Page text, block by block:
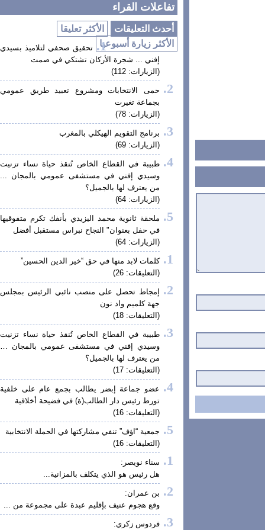
تفاعلات القراء
أحدث التعليقات
الأكثر تعليقا
الأكثر زيارة أسبوعيا
تحقيق صحفي لتلاميذ بسيدي
إفني ... شجرة الأركان تشتكي في صمت
(الزيارات: 112)
حمى الانتخابات ومشروع تعبيد طريق عمومي
بجماعة تغيرت
(الزيارات: 78)
برنامج التقويم الهيكلي بالمغرب
(الزيارات: 69)
طبيبة في القطاع الخاص تُنقذ حياة نساء تزنيت
وسيدي إفني في مستشفى عمومي بالمجان ...
من يعترف لها بالجميل؟
(الزيارات: 64)
ملحقة ثانوية محمد اليزيدي بأنفك تكرم متفوقيها
في حفل بعنوان" النجاح نبراس مستقبل أفضل
(الزيارات: 64)
كلمات لابد منها في حق “خير الدين الحسين”
(التعليقات: 26)
إمجاط تحصل على منصب نائبي الرئيس بمجلس
جهة كلميم واد نون
(التعليقات: 18)
طبيبة في القطاع الخاص تُنقذ حياة نساء تزنيت
وسيدي إفني في مستشفى عمومي بالمجان …
من يعترف لها بالجميل؟
(التعليقات: 17)
عضو جماعة إبضر يطالب بجمع عام على خلفية
تورط رئيس دار الطالب(ة) في فضيحة أخلاقية
(التعليقات: 16)
جمعية “اؤف” تنفي مشاركتها في الحملة الانتخابية
(التعليقات: 16)
سناء نويصر:
هل رئيس هو الذي يتكلف بالمزانية...
بن عمران:
وقع هجوم عنيف بإقليم عبدة على مجموعة من ...
فردوس زكري: